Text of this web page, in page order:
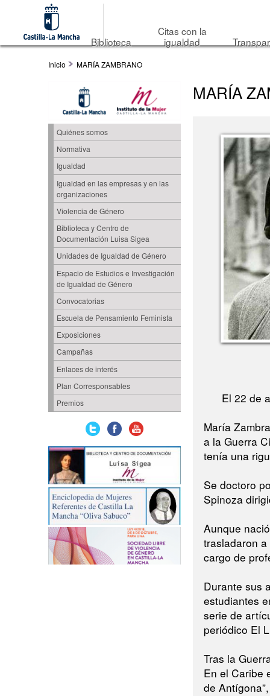
Biblioteca
Citas con la
igualdad
Inicio MARÍA ZAMBRANO
Quiénes somos
Normativa
Igualdad
Igualdad en las empresas y en las
organizaciones
Violencia de Género
Biblioteca y Centro de
Documentación Luisa Sigea
Unidades de Igualdad de Género
Espacio de Estudios e Investigación
de Igualdad de Género
Convocatorias
Escuela de Pensamiento Feminista
Exposiciones
Campañas
Enlaces de interés
Plan Corresponsables
Premios
MARÍA
El 22 de
María
a la Guerra
tenía una
Se doctoro
Spinoza
Aunque
trasladaron
cargo de
Durante sus
estudiantes
serie de
periódico El
Tras la
En el Caribe
de